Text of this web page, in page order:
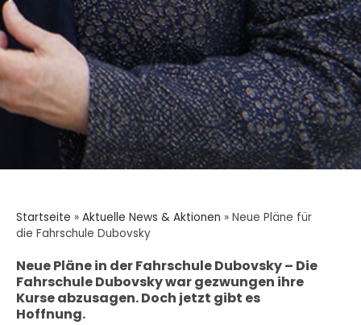
Startseite » Aktuelle News & Aktionen » Neue Pläne für
die Fahrschule Dubovsky
Neue Pläne in der Fahrschule Dubovsky – Die
Fahrschule Dubovsky war gezwungen ihre
Kurse abzusagen. Doch jetzt gibt es
Hoffnung.